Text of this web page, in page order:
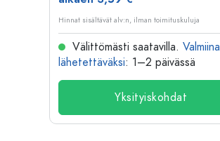
Hinnat sisältävät alv:n, ilman toimituskuluja
Välittömästi saatavilla. Valmiina
lähetettäväksi: 1–2 päivässä
Yksityiskohdat